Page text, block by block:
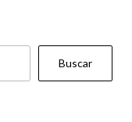
Buscar